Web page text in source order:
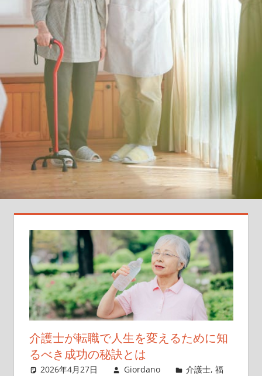
ず
職
裏
徹
介護士が転職で人生を変えるために知
るべき成功の秘訣とは
2026年4月27日 Giordano 介護士,福